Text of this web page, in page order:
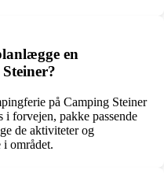
en
på Camping Steiner
i forvejen, pakke passende
de aktiviteter og
området.